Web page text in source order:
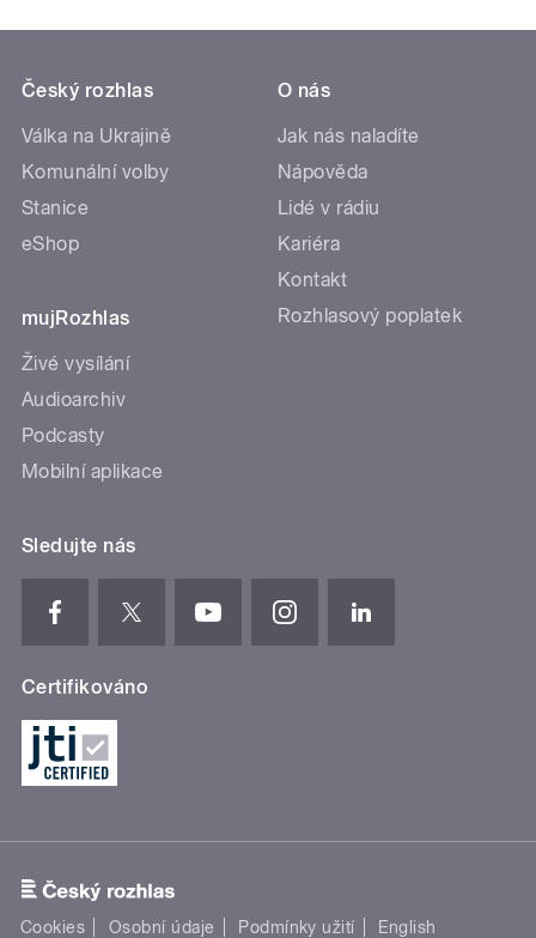
Český rozhlas
Válka na Ukrajině
Komunální volby
Stanice
eShop
mujRozhlas
Živé vysílání
Audioarchiv
Podcasty
Mobilní aplikace
O nás
Jak nás naladíte
Nápověda
Lidé v rádiu
Kariéra
Kontakt
Rozhlasový poplatek
Sledujte nás
Certifikováno
Cookies Osobní údaje Podmínky užití English